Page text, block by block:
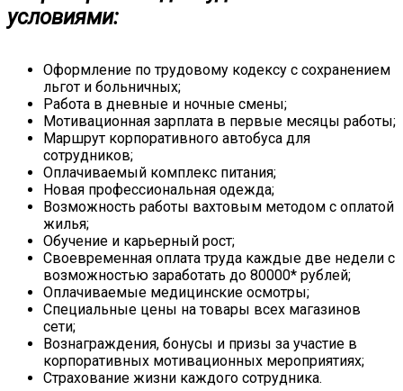
условиями:
Оформление по трудовому кодексу с сохранением
льгот и больничных;
Работа в дневные и ночные смены;
Мотивационная зарплата в первые месяцы работы;
Маршрут корпоративного автобуса для
сотрудников;
Оплачиваемый комплекс питания;
Новая профессиональная одежда;
Возможность работы вахтовым методом с оплатой
жилья;
Обучение и карьерный рост;
Своевременная оплата труда каждые две недели с
возможностью заработать до 80000* рублей;
Оплачиваемые медицинские осмотры;
Специальные цены на товары всех магазинов
сети;
Вознаграждения, бонусы и призы за участие в
корпоративных мотивационных мероприятиях;
Страхование жизни каждого сотрудника.